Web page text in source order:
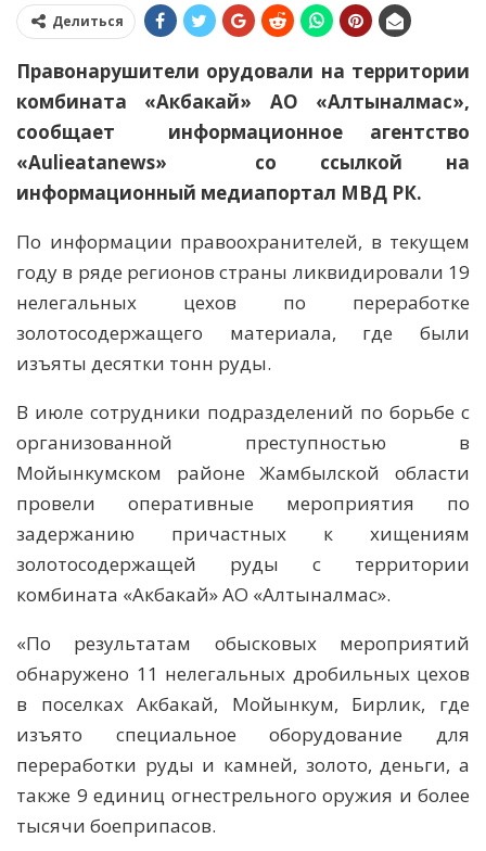
Делиться
Правонарушители орудовали на территории
комбината «Акбакай» АО «Алтыналмас»,
сообщает информационное агентство
«Aulieatanews» со ссылкой на
информационный медиапортал МВД РК.
По информации правоохранителей, в текущем
году в ряде регионов страны ликвидировали 19
нелегальных цехов по переработке
золотосодержащего материала, где были
изъяты десятки тонн руды.
В июле сотрудники подразделений по борьбе с
организованной преступностью в
Мойынкумском районе Жамбылской области
провели оперативные мероприятия по
задержанию причастных к хищениям
золотосодержащей руды с территории
комбината «Акбакай» АО «Алтыналмас».
«По результатам обысковых мероприятий
обнаружено 11 нелегальных дробильных цехов
в поселках Акбакай, Мойынкум, Бирлик, где
изъято специальное оборудование для
переработки руды и камней, золото, деньги, а
также 9 единиц огнестрельного оружия и более
тысячи боеприпасов.